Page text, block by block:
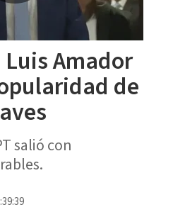
Amador
de
salió con